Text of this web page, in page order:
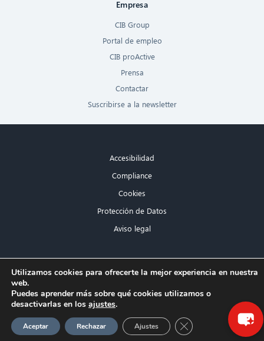
Empresa
CIB Group
Portal de empleo
CIB proActive
Prensa
Contactar
Suscribirse a la newsletter
Accesibilidad
Compliance
Cookies
Protección de Datos
Aviso legal
Utilizamos cookies para ofrecerte la mejor experiencia en nuestra
web.
Puedes aprender más sobre qué cookies utilizamos o
desactivarlas en los ajustes.
Aceptar Rechazar Ajustes Cerrar el banner de
×